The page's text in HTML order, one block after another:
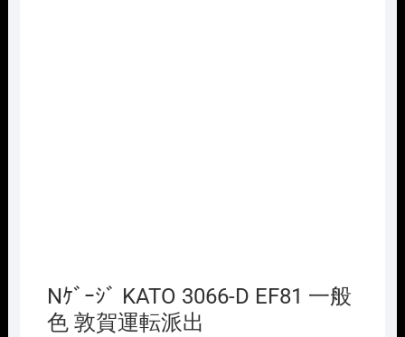
Nｹﾞｰｼﾞ KATO 3066-D EF81 一般
色 敦賀運転派出